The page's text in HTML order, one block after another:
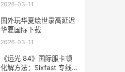
2026-03-11
国外玩华夏绘世录高延迟
华夏国际下载
2026-03-11
《远光 84》国际服卡顿
化解方法：Sixfast 专线